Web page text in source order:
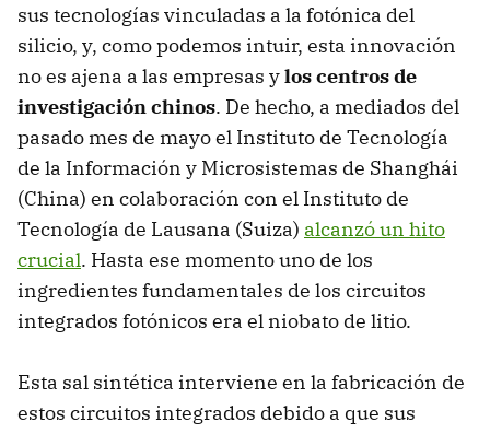
sus tecnologías vinculadas a la fotónica del
silicio, y, como podemos intuir, esta innovación
no es ajena a las empresas ylos centros de
investigación chinos. De hecho, a mediados del
pasado mes de mayo el Instituto de Tecnología
de la Información y Microsistemas de Shanghái
(China) en colaboración con el Instituto de
Tecnología de Lausana (Suiza) alcanzó un hito
crucial. Hasta ese momento uno de los
ingredientes fundamentales de los circuitos
integrados fotónicos era el niobato de litio.
Esta sal sintética interviene en la fabricación de
estos circuitos integrados debido a que sus